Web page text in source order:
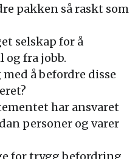
pakken så raskt som
selskap for å
og fra jobb.
å befordre disse
har ansvaret
personer og varer